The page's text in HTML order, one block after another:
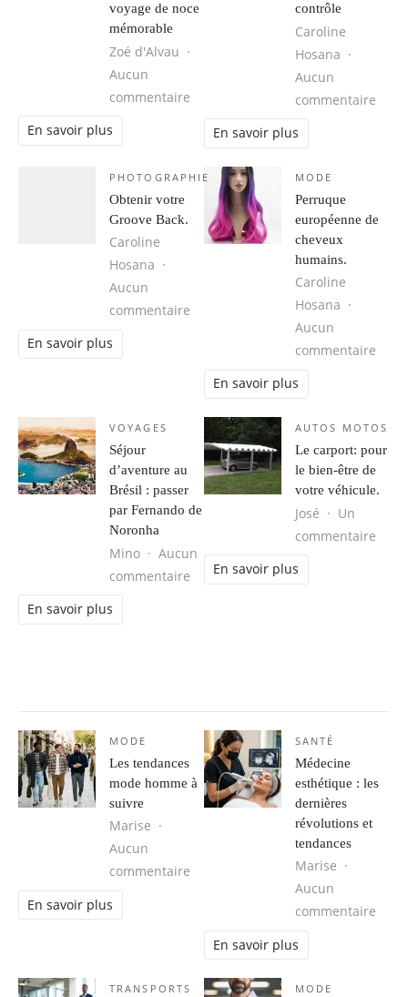
voyage de noce
mémorable
Zoé d'Alvau
Aucun
commentaire sur Cuba, une destination idéale
En savoir plus
contrôle
Caroline
Hosana
Aucun
commentaire
En savoir plus
PHOTOGRAPHIE
Obtenir votre
Groove Back.
Caroline
Hosana
Aucun
commentaire sur Obtenir votre Groove Back.
En savoir plus
MODE
Perruque
européenne de
cheveux
humains.
Caroline
Hosana
Aucun
commentaire
En savoir plus
VOYAGES
Séjour
d’aventure au
Brésil : passer
par Fernando de
Noronha
Mino
Aucun
commentaire sur Séjour d’aventure au Brésil :
En savoir plus
AUTOS MOTOS
Le carport: pour
le bien-être de
votre véhicule.
José
Un
commentaire
En savoir plus
MODE
Les tendances
mode homme à
suivre
Marise
Aucun
commentaire sur Les tendances mode homme à
En savoir plus
SANTÉ
Médecine
esthétique : les
dernières
révolutions et
tendances
Marise
Aucun
commentaire
En savoir plus
TRANSPORTS MODE